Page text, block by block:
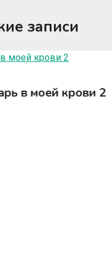
записи
в моей крови 2